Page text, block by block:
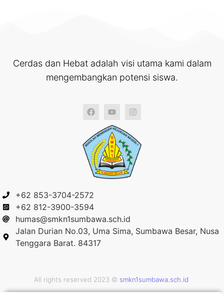
Cerdas dan Hebat adalah visi utama kami dalam
mengembangkan potensi siswa.
+62 853-3704-2572
+62 812-3900-3594
humas@smkn1sumbawa.sch.id
Jalan Durian No.03, Uma Sima, Sumbawa Besar, Nusa
Tenggara Barat. 84317
All rights reserved 2023 © smkn1sumbawa.sch.id